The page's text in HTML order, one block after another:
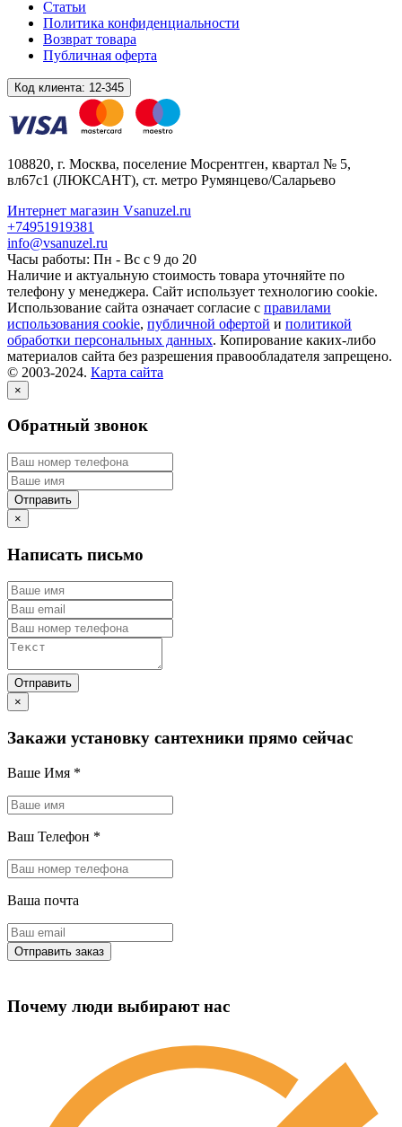
Статьи
Политика конфиденциальности
Возврат товара
Публичная оферта
Код клиента: 12-345
108820, г. Москва, поселение Мосрентген, квартал № 5,
вл67с1 (ЛЮКСАНТ), ст. метро Румянцево/Саларьево
Интернет магазин Vsanuzel.ru
+74951919381
info@vsanuzel.ru
Часы работы: Пн - Вс с 9 до 20
Наличие и актуальную стоимость товара уточняйте по
телефону у менеджера. Сайт использует технологию cookie.
Использование сайта означает согласие с правилами
использования cookie, публичной офертой и политикой
обработки персональных данных. Копирование каких-либо
материалов сайта без разрешения правообладателя запрещено.
© 2003-2024. Карта сайта
×
Обратный звонок
×
Написать письмо
×
Закажи установку сантехники прямо сейчас
Ваше Имя *
Ваш Телефон *
Ваша почта
Почему люди выбирают нас